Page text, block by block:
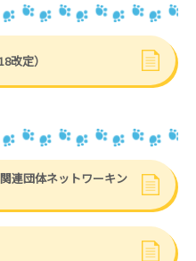
改定）
連団体ネットワーキン